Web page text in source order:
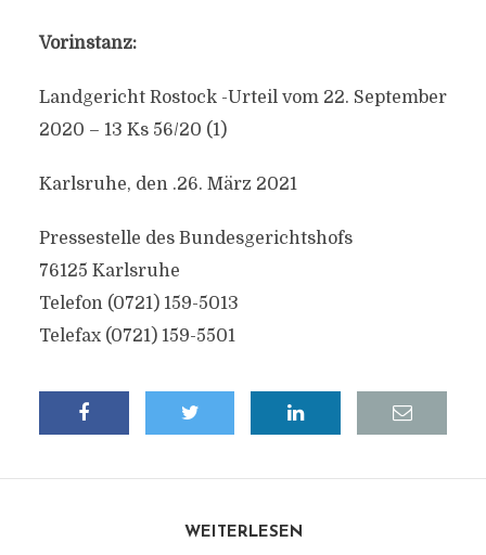
Vorinstanz:
Landgericht Rostock -Urteil vom 22. September
2020 – 13 Ks 56/20 (1)
Karlsruhe, den .26. März 2021
Pressestelle des Bundesgerichtshofs
76125 Karlsruhe
Telefon (0721) 159-5013
Telefax (0721) 159-5501
WEITERLESEN